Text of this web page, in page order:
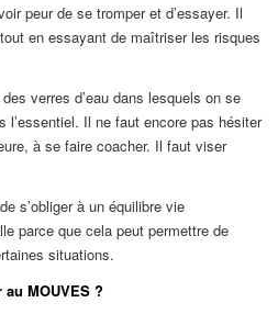
peur de se tromper et d’essayer. Il
en essayant de maîtriser les risques
verres d’eau dans lesquels on se
l’essentiel. Il ne faut encore pas hésiter
à se faire coacher. Il faut viser
s’obliger à un équilibre vie
parce que cela peut permettre de
situations.
MOUVES ?